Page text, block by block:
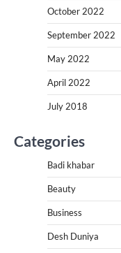
October 2022
September 2022
May 2022
April 2022
July 2018
Categories
Badi khabar
Beauty
Business
Desh Duniya